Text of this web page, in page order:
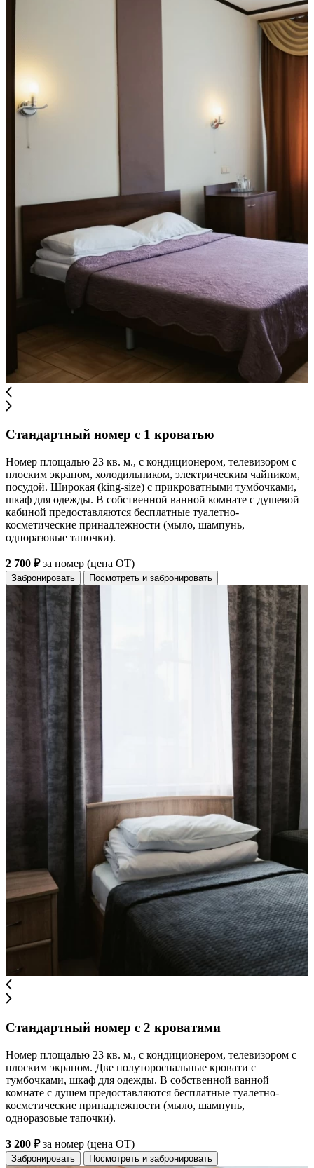
Стандартный номер с 1 кроватью
Номер площадью 23 кв. м., с кондиционером, телевизором с
плоским экраном, холодильником, электрическим чайником,
посудой. Широкая (king-size) с прикроватными тумбочками,
шкаф для одежды. В собственной ванной комнате с душевой
кабиной предоставляются бесплатные туалетно-
косметические принадлежности (мыло, шампунь,
одноразовые тапочки).
2 700 ₽за номер (цена ОТ)
Забронировать Посмотреть и забронировать
Стандартный номер с 2 кроватями
Номер площадью 23 кв. м., с кондиционером, телевизором с
плоским экраном. Две полутороспальные кровати с
тумбочками, шкаф для одежды. В собственной ванной
комнате с душем предоставляются бесплатные туалетно-
косметические принадлежности (мыло, шампунь,
одноразовые тапочки).
3 200 ₽за номер (цена ОТ)
Забронировать Посмотреть и забронировать